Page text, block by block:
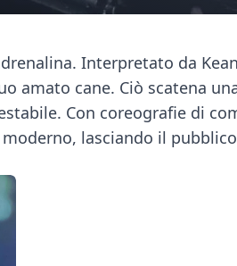
Interpretato da
amato cane. Ciò scatena
Con coreografie di
lasciando il